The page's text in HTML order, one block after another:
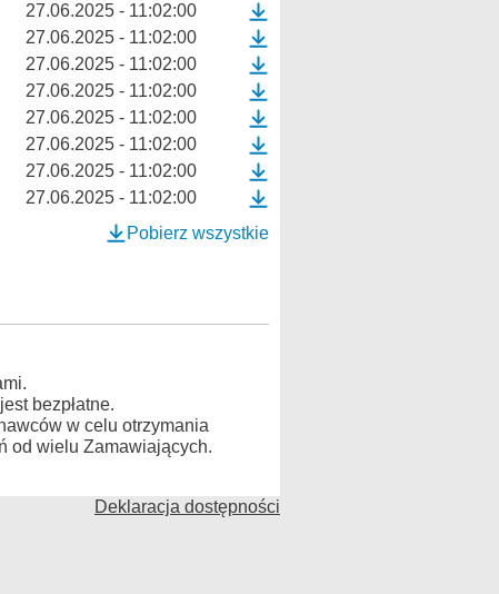
27.06.2025 - 11:02:00
27.06.2025 - 11:02:00
27.06.2025 - 11:02:00
27.06.2025 - 11:02:00
27.06.2025 - 11:02:00
27.06.2025 - 11:02:00
27.06.2025 - 11:02:00
27.06.2025 - 11:02:00
Pobierz wszystkie
bezpłatne.
w celu otrzymania
od wielu Zamawiających.
Deklaracja dostępności